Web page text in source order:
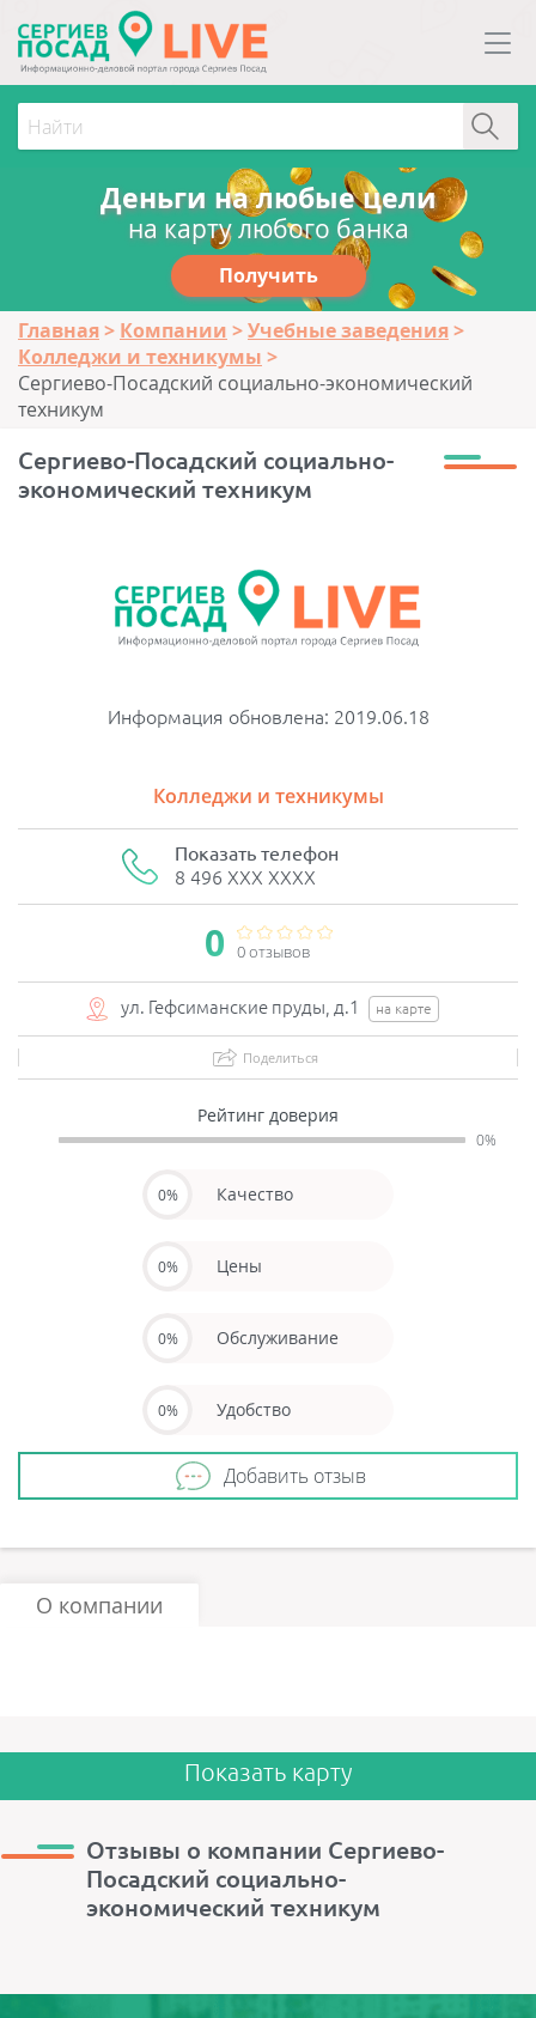
Деньги на любые цели
на карту любого банка
Получить
Главная Компании
Учебные заведения
Колледжи и техникумы
Сергиево-Посадский социально-экономический
техникум
Сергиево-Посадский социально-
экономический техникум
Информация обновлена: 2019.06.18
Колледжи и техникумы
Показать телефон
8 496 XXX XXXX
0 0 отзывов
ул. Гефсиманские пруды, д.1 на карте
Поделиться
Рейтинг доверия
0%
0% Качество
0% Цены
0% Обслуживание
0% Удобство
Добавить отзыв
О компании
Показать карту
Отзывы о компании Сергиево-
Посадский социально-
экономический техникум